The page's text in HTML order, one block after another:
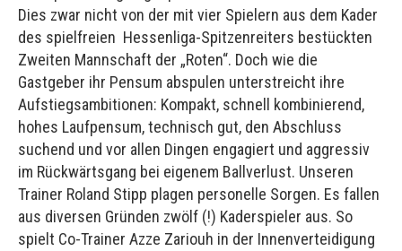
Dies zwar nicht von der mit vier Spielern aus dem Kader
des spielfreien Hessenliga-Spitzenreiters bestückten
Zweiten Mannschaft der „Roten“. Doch wie die
Gastgeber ihr Pensum abspulen unterstreicht ihre
Aufstiegsambitionen: Kompakt, schnell kombinierend,
hohes Laufpensum, technisch gut, den Abschluss
suchend und vor allen Dingen engagiert und aggressiv
im Rückwärtsgang bei eigenem Ballverlust. Unseren
Trainer Roland Stipp plagen personelle Sorgen. Es fallen
aus diversen Gründen zwölf (!) Kaderspieler aus. So
spielt Co-Trainer Azze Zariouh in der Innenverteidigung